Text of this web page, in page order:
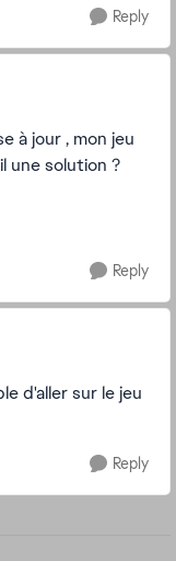
Reply
à jour , mon jeu
une solution ?
Reply
d'aller sur le jeu
Reply